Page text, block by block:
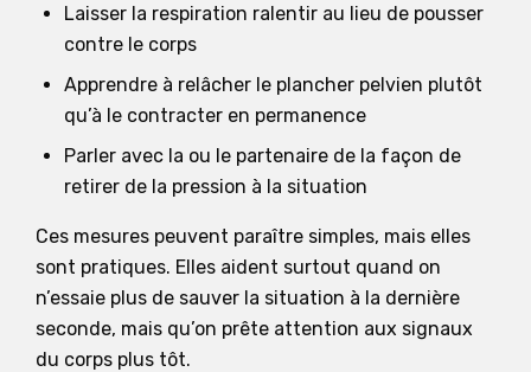
Laisser la respiration ralentir au lieu de pousser
contre le corps
Apprendre à relâcher le plancher pelvien plutôt
qu’à le contracter en permanence
Parler avec la ou le partenaire de la façon de
retirer de la pression à la situation
Ces mesures peuvent paraître simples, mais elles
sont pratiques. Elles aident surtout quand on
n’essaie plus de sauver la situation à la dernière
seconde, mais qu’on prête attention aux signaux
du corps plus tôt.